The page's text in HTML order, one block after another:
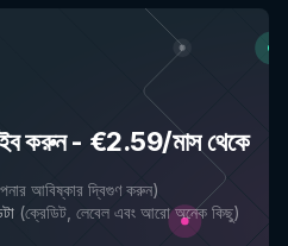
করুন- €2.59/মাস থেকে
আবিষ্কার দ্বিগুণ করুন)
(ক্রেডিট, লেবেল এবং আরো অনেক কিছু)